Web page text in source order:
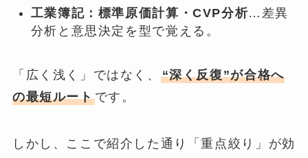
工業簿記：標準原価計算・CVP分析…差異
分析と意思決定を型で覚える。
「広く浅く」ではなく、 “深く反復”が合格へ
の最短ルートです。
しかし、ここで紹介した通り「重点絞り」が効